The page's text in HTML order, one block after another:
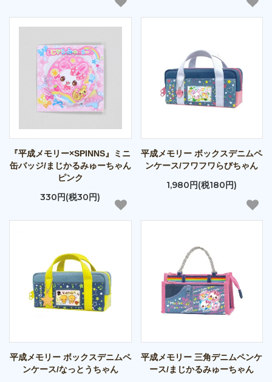
『平成メモリー×SPINNS』ミニ
缶バッジ/まじかるみゅーちゃん
ピンク
330円(税30円)
平成メモリー ボックスデニムペ
ンケース/フワフワらびちゃん
1,980円(税180円)
平成メモリー ボックスデニムペ
ンケース/なっとうちゃん
平成メモリー 三角デニムペンケ
ース/まじかるみゅーちゃん